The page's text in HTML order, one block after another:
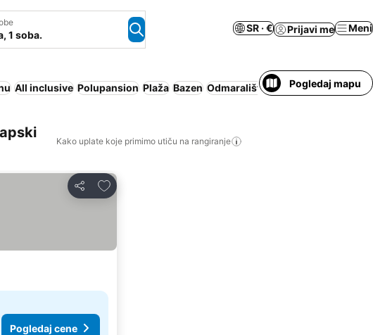
1 soba.
SR · € Prijavi me Meni
All inclusive Polupansion Plaža Bazen Odmaralište Apart hotel
Pogledaj mapu
Kako uplate koje primimo utiču na rangiranje
Deli
Dodati u favorite
Pogledaj cene